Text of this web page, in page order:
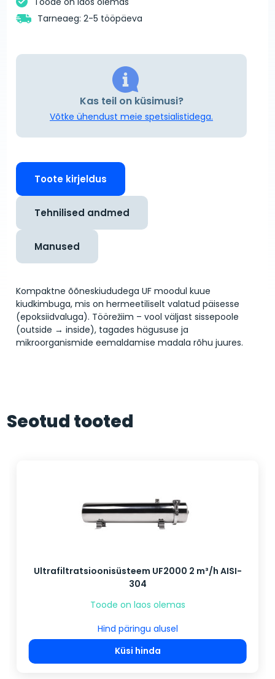
Tarneaeg: 2-5 tööpäeva
Kas teil on küsimusi?
Võtke ühendust meie spetsialistidega.
Toote kirjeldus
Tehnilised andmed
Manused
Kompaktne õõneskiududega UF moodul kuue
kiudkimbuga, mis on hermeetiliselt valatud päisesse
(epoksiidvaluga). Töörežiim – vool väljast sissepoole
(outside → inside), tagades hägususe ja
mikroorganismide eemaldamise madala rõhu juures.
Seotud tooted
Ultrafiltratsioonisüsteem UF2000 2 m³/h AISI-
304
Toode on laos olemas
Hind päringu alusel
Küsi hinda